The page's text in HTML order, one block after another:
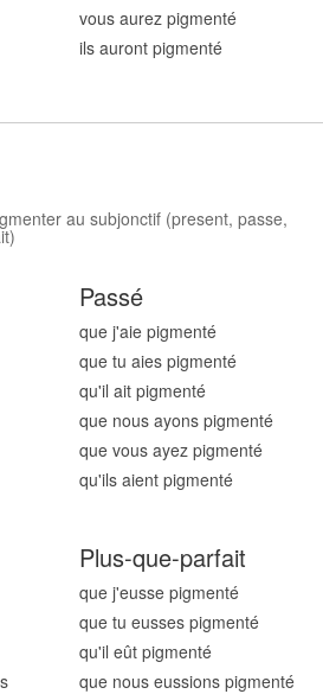
vous aurez pigmenté
ils auront pigmenté
au subjonctif (present, passe,
Passé
que j'aie pigmenté
que tu aies pigmenté
qu'il ait pigmenté
que nous ayons pigmenté
que vous ayez pigmenté
qu'ils aient pigmenté
Plus-que-parfait
que j'eusse pigmenté
que tu eusses pigmenté
qu'il eût pigmenté
que nous eussions pigmenté